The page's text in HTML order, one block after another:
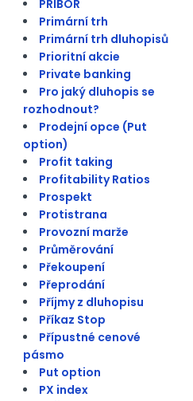
PRIBOR
Primární trh
Primární trh dluhopisů
Prioritní akcie
Private banking
Pro jaký dluhopis se
rozhodnout?
Prodejní opce (Put
option)
Profit taking
Profitability Ratios
Prospekt
Protistrana
Provozní marže
Průměrování
Překoupení
Přeprodání
Příjmy z dluhopisu
Příkaz Stop
Přípustné cenové
pásmo
Put option
PX index